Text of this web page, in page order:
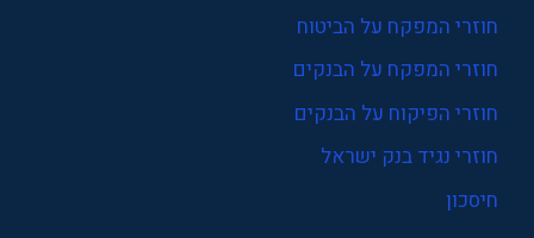
חוזרי המפקח על הביטוח
חוזרי המפקח על הבנקים
חוזרי הפיקוח על הבנקים
חוזרי נגיד בנק ישראל
חיסכון